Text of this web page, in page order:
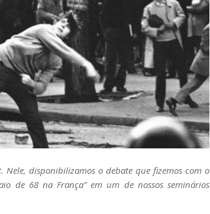
Nele, disponibilizamos o debate que fizemos com o
de 68 na França” em um de nossos seminários